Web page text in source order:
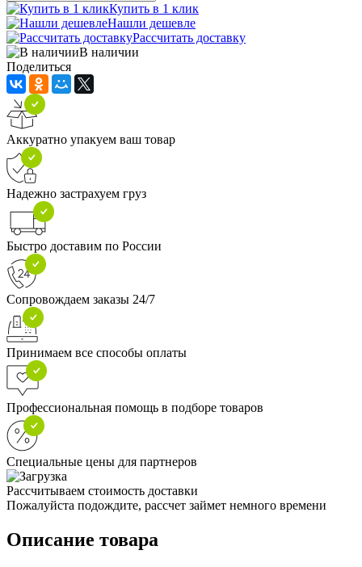
Купить в 1 клик
Нашли дешевле
Рассчитать доставку
В наличии
Поделиться
Аккуратно упакуем ваш товар
Надежно застрахуем груз
Быстро доставим по России
Сопровождаем заказы 24/7
Принимаем все способы оплаты
Профессиональная помощь в подборе товаров
Специальные цены для партнеров
Рассчитываем стоимость доставки
Пожалуйста подождите, рассчет займет немного времени
Описание товара